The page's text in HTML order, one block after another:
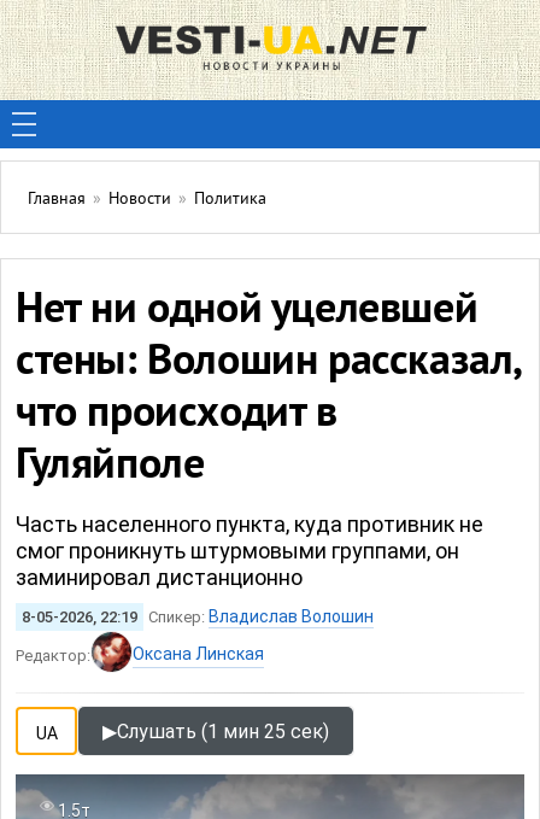
Главная » Новости » Политика
Нет ни одной уцелевшей
стены: Волошин рассказал,
что происходит в
Гуляйполе
Часть населенного пункта, куда противник не
смог проникнуть штурмовыми группами, он
заминировал дистанционно
8-05-2026, 22:19 Спикер: Владислав Волошин
Редактор: Оксана Линская
UA ▶Слушать (1 мин 25 сек)
1.5т